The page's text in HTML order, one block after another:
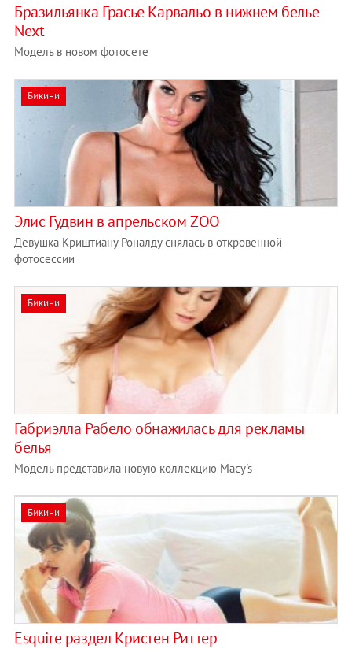
Бразильянка Грасье Карвальо в нижнем белье
Next
Модель в новом фотосете
Бикини
Элис Гудвин в апрельском ZOO
Девушка Криштиану Роналду снялась в откровенной
фотосессии
Бикини
Габриэлла Рабело обнажилась для рекламы
белья
Модель представила новую коллекцию Macy's
Бикини
Esquire раздел Кристен Риттер